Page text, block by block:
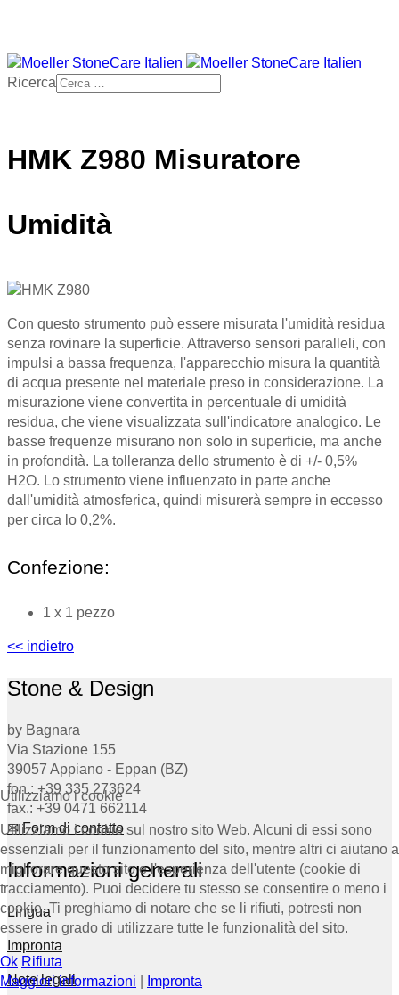
Ricerca
HMK Z980 Misuratore
Umidità
Con questo strumento può essere misurata l'umidità residua
senza rovinare la superficie. Attraverso sensori paralleli, con
impulsi a bassa frequenza, l'apparecchio misura la quantità
di acqua presente nel materiale preso in considerazione. La
misurazione viene convertita in percentuale di umidità
residua, che viene visualizzata sull'indicatore analogico. Le
basse frequenze misurano non solo in superficie, ma anche
in profondità. La tolleranza dello strumento è di +/- 0,5%
H2O. Lo strumento viene influenzato in parte anche
dall'umidità atmosferica, quindi misurerà sempre in eccesso
per circa lo 0,2%.
Confezione:
1 x 1 pezzo
<< indietro
Stone & Design
by Bagnara
Via Stazione 155
39057 Appiano - Eppan (BZ)
fon.: +39 335 273624
fax.: +39 0471 662114
✉ Form di contatto
Informazioni generali
Lingua
Impronta
Note legali
Utilizziamo i cookie
Utilizziamo i cookie sul nostro sito Web. Alcuni di essi sono
essenziali per il funzionamento del sito, mentre altri ci aiutano a
migliorare questo sito e l'esperienza dell'utente (cookie di
tracciamento). Puoi decidere tu stesso se consentire o meno i
cookie. Ti preghiamo di notare che se li rifiuti, potresti non
essere in grado di utilizzare tutte le funzionalità del sito.
Ok Rifiuta
Maggiori informazioni
Impronta